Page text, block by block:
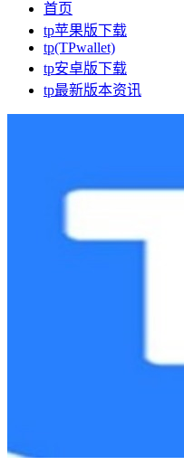
首页
tp苹果版下载
tp(TPwallet)
tp安卓版下载
tp最新版本资讯